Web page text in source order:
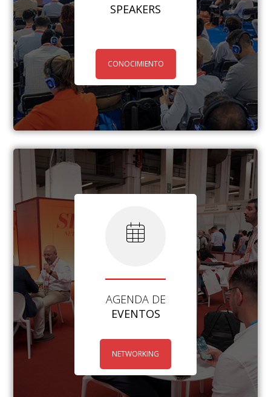
SPEAKERS
CONOCIMIENTO
AGENDA DE
EVENTOS
NETWORKING